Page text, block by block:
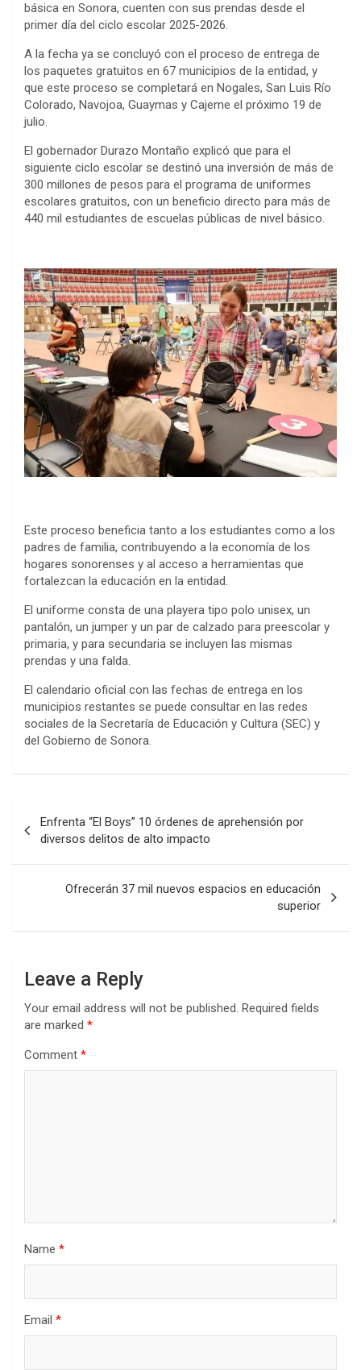
básica en Sonora, cuenten con sus prendas desde el
primer día del ciclo escolar 2025-2026.
A la fecha ya se concluyó con el proceso de entrega de
los paquetes gratuitos en 67 municipios de la entidad, y
que este proceso se completará en Nogales, San Luis Río
Colorado, Navojoa, Guaymas y Cajeme el próximo 19 de
julio.
El gobernador Durazo Montaño explicó que para el
siguiente ciclo escolar se destinó una inversión de más de
300 millones de pesos para el programa de uniformes
escolares gratuitos, con un beneficio directo para más de
440 mil estudiantes de escuelas públicas de nivel básico.
Este proceso beneficia tanto a los estudiantes como a los
padres de familia, contribuyendo a la economía de los
hogares sonorenses y al acceso a herramientas que
fortalezcan la educación en la entidad.
El uniforme consta de una playera tipo polo unisex, un
pantalón, un jumper y un par de calzado para preescolar y
primaria, y para secundaria se incluyen las mismas
prendas y una falda.
El calendario oficial con las fechas de entrega en los
municipios restantes se puede consultar en las redes
sociales de la Secretaría de Educación y Cultura (SEC) y
del Gobierno de Sonora.
navigation
Enfrenta “El Boys” 10 órdenes de aprehensión por
diversos delitos de alto impacto
Ofrecerán 37 mil nuevos espacios en educación
superior
Leave a Reply
Your email address will not be published. Required fields
are marked *
Comment *
Name *
Email *